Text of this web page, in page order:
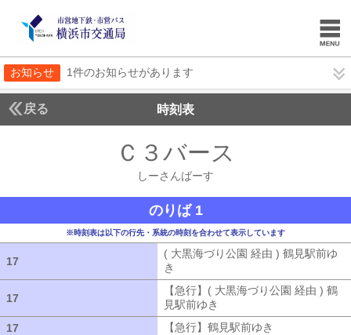
お知らせ 1件のお知らせがあります
戻る 時刻表
Ｃ３バース
しーさんばーす
のりば 1
※時刻表は以下の行先・系統の時刻を合わせて表示しています
17
( 大黒海づり公園 経由 ) 鶴見駅前ゆ
き
17
【急行】( 大黒海づり公園 経由 ) 鶴
見駅前ゆき
17
【急行】鶴見駅前ゆき